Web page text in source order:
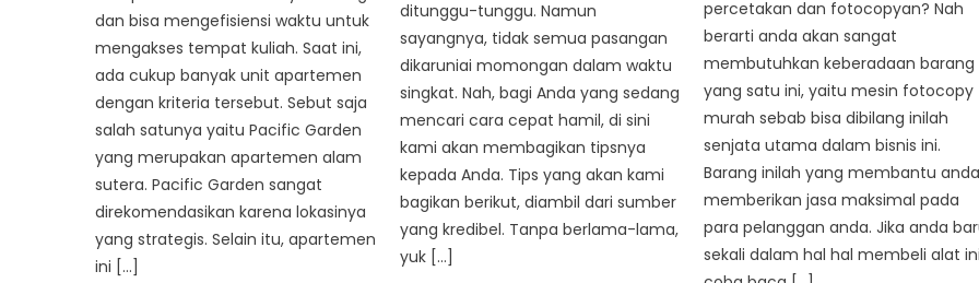
dan bisa mengefisiensi waktu untuk
mengakses tempat kuliah. Saat ini,
ada cukup banyak unit apartemen
dengan kriteria tersebut. Sebut saja
salah satunya yaitu Pacific Garden
yang merupakan apartemen alam
sutera. Pacific Garden sangat
direkomendasikan karena lokasinya
yang strategis. Selain itu, apartemen
ini […]
ditunggu-tunggu. Namun
sayangnya, tidak semua pasangan
dikaruniai momongan dalam waktu
singkat. Nah, bagi Anda yang sedang
mencari cara cepat hamil, di sini
kami akan membagikan tipsnya
kepada Anda. Tips yang akan kami
bagikan berikut, diambil dari sumber
yang kredibel. Tanpa berlama-lama,
yuk […]
percetakan dan fotocopyan? Nah
berarti anda akan sangat
membutuhkan keberadaan barang
yang satu ini, yaitu mesin fotocopy
murah sebab bisa dibilang inilah
senjata utama dalam bisnis ini.
Barang inilah yang membantu anda
memberikan jasa maksimal pada
para pelanggan anda. Jika anda
sekali dalam hal hal membeli alat